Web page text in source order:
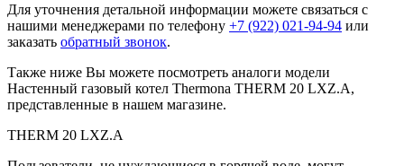
Для уточнения детальной информации можете связаться с
нашими менеджерами по телефону +7 (922) 021-94-94 или
заказать обратный звонок.
Также ниже Вы можете посмотреть аналоги модели
Настенный газовый котел Thermona THERM 20 LXZ.A,
представленные в нашем магазине.
THERM 20 LXZ.A